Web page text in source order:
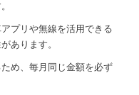
プリや無線を活用できる
あります。
め、毎月同じ金額を必ず